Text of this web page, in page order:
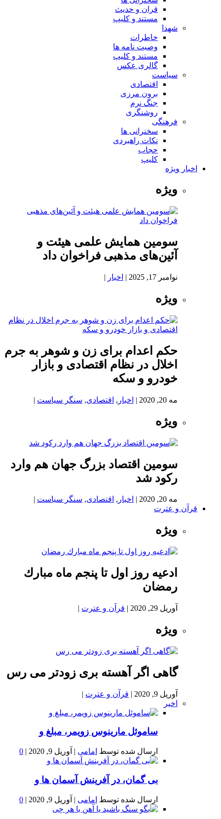
قران و حدیث
مستند و کلیپ
شهدا
خاطرات
وصیت نامه ها
مستند و کلیپ
گالری عکس
سیاست
اقتصادی
برون مرزی
جنگ نرم
روشنگری
فرهنگی
سخنرانی ها
نکات راهبردی
حجاب
کلیپ
اخبار ویژه
ویژه
سومین همایش علمی هیئت و
آئین‌های مذهبی فراخوان داد
نوامبر 17, 2025 | اخبار |
ویژه
حکم اعدام برای زن و شوهر به جرم
اخلال در نظام اقتصادی و بازار
خودرو و سکه
مه 20, 2020 | اخبار , اقتصادی, سنگر سیاست |
ویژه
سومین اقتصاد بزرگ جهان هم وارد
رکود شد
مه 20, 2020 | اخبار , اقتصادی, سنگر سیاست |
قرآن و عترت
ویژه
ادعيه روز اول تا پنجم ماه مبارك
رمضان
آوریل 29, 2020 | قرآن و عترت |
ویژه
گاهی اگر آهسته بری زودتر می رس
آوریل 9, 2020 | قرآن و عترت |
اخیر
ساموئل مارینوس زویمر، مبلغ و
ارسال شده توسط امامی | آوریل 9, 2020 |
0
بى گمان، در آفرينش آسمان ها و
ارسال شده توسط امامی | آوریل 9, 2020 |
0